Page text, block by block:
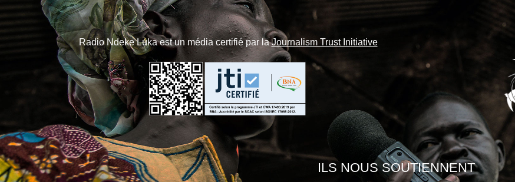
Radio Ndeke Luka est un média certifié par laJournalism Trust Initiative
ILS NOUS SOUTIENNENT